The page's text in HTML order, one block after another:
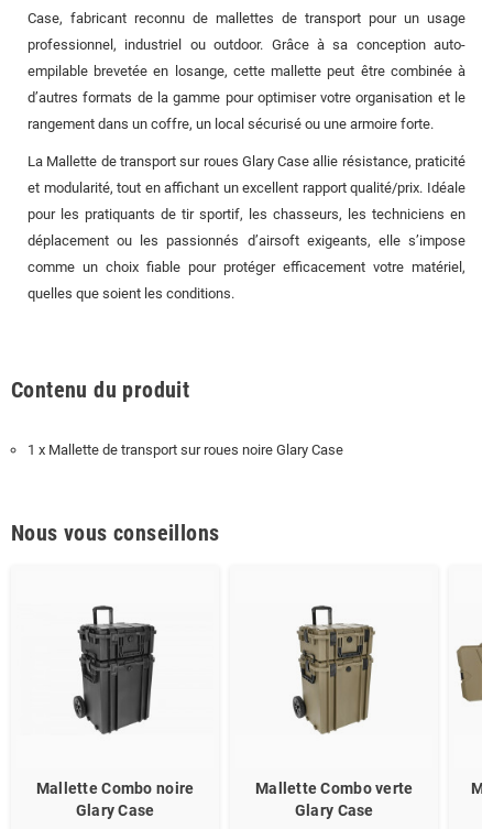
Case, fabricant reconnu de mallettes de transport pour un usage
professionnel, industriel ou outdoor. Grâce à sa conception auto-
empilable brevetée en losange, cette mallette peut être combinée à
d’autres formats de la gamme pour optimiser votre organisation et le
rangement dans un coffre, un local sécurisé ou une armoire forte.
La Mallette de transport sur roues Glary Case allie résistance, praticité
et modularité, tout en affichant un excellent rapport qualité/prix. Idéale
pour les pratiquants de tir sportif, les chasseurs, les techniciens en
déplacement ou les passionnés d’airsoft exigeants, elle s’impose
comme un choix fiable pour protéger efficacement votre matériel,
quelles que soient les conditions.
Contenu du produit
1 x Mallette de transport sur roues noire Glary Case
Nous vous conseillons
Mallette Combo noire
Glary Case
Mallette Combo verte
Glary Case